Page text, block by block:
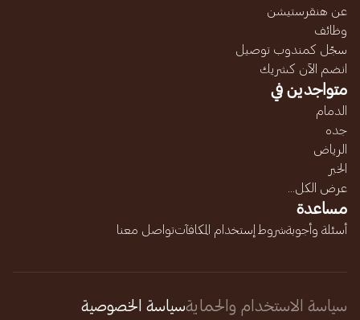
عن هنقرستيشن
وظائف
سجّل كمندوب توصيل
انضم الآن كشريك
متواجدين في
الدمام
جده
الرياض
الخبر
عرض الكل...
مساعدة
أسئلة وأجوبةشروط إستخدام المكافآتتواصل معنا
سياسة الاستخدام والحمايةسياسة الخصوصية